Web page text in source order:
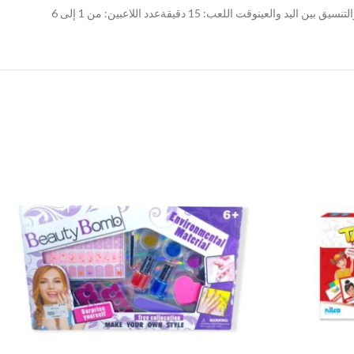
15 دقيقةعدد اللاعبين: من 1 إلى 6